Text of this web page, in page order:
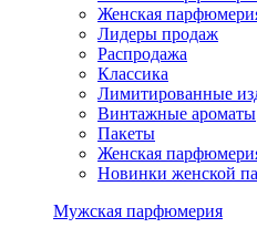
Женская
Лидеры продаж
Распродажа
Классика
Лимитированные
Винтажные ароматы
Пакеты
Женская
Новинки женской
Мужская парфюмерия